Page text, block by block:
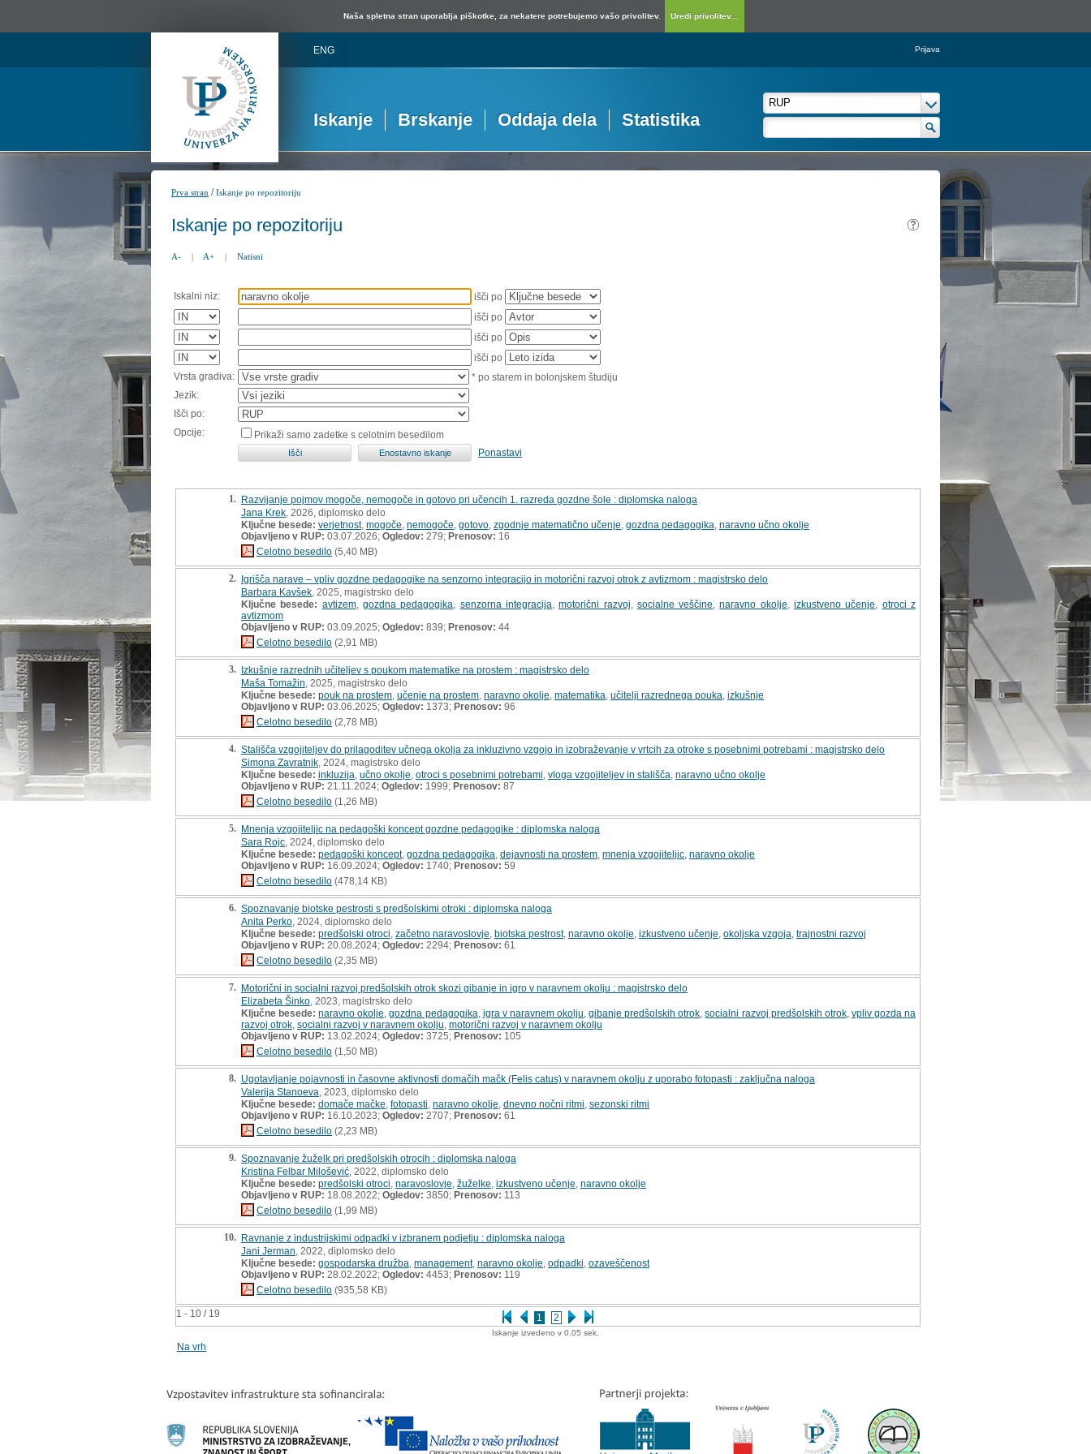
Naša spletna stran uporablja piškotke, za nekatere potrebujemo vašo privolitev. Uredi privolitev...
ENG Prijava
Iskanje Brskanje Oddaja dela Statistika
Prva stran /Iskanje po repozitoriju
Iskanje po repozitoriju
A- | A+ | Natisni
Iskalni niz:
išči po
išči po
išči po
išči po
Vrsta gradiva:
* po starem in bolonjskem študiju
Jezik:
Išči po:
Opcije:
Prikaži samo zadetke s celotnim besedilom
Ponastavi
1 - 10 / 19 1 2
1. Razvijanje pojmov mogoče, nemogoče in gotovo pri učencih 1. razreda gozdne šole : diplomska naloga
Jana Krek , 2026, diplomsko delo
Ključne besede: verjetnost, mogoče nemogoče gotovo zgodnje matematično učenje gozdna pedagogika naravno učno okolje
Objavljeno v RUP: 03.07.2026; Ogledov: 279; Prenosov: 16
Celotno besedilo (5,40 MB)
2. Igrišča narave – vpliv gozdne pedagogike na senzorno integracijo in motorični razvoj otrok z avtizmom : magistrsko delo
Barbara Kavšek , 2025, magistrsko delo
Ključne besede: avtizem, gozdna pedagogika senzorna integracija ,motorični razvoj socialne veščine ,naravno okolje ,izkustveno učenje
otroci z
avtizmom
Objavljeno v RUP: 03.09.2025; Ogledov: 839; Prenosov: 44
Celotno besedilo (2,91 MB)
3. Izkušnje razrednih učiteljev s poukom matematike na prostem : magistrsko delo
Maša Tomažin , 2025, magistrsko delo
Ključne besede: pouk na prostem učenje na prostem naravno okolje matematika učitelji razrednega pouka izkušnje
Objavljeno v RUP: 03.06.2025; Ogledov: 1373; Prenosov: 96
Celotno besedilo (2,78 MB)
4. Stališča vzgojiteljev do prilagoditev učnega okolja za inkluzivno vzgojo in izobraževanje v vrtcih za otroke s posebnimi potrebami : magistrsko delo
Simona Zavratnik , 2024, magistrsko delo
Ključne besede: inkluzija učno okolje otroci s posebnimi potrebami vloga vzgojiteljev in stališča naravno učno okolje
Objavljeno v RUP: 21.11.2024; Ogledov: 1999; Prenosov: 87
Celotno besedilo (1,26 MB)
5. Mnenja vzgojiteljic na pedagoški koncept gozdne pedagogike : diplomska naloga
Sara Rojc , 2024, diplomsko delo
Ključne besede: pedagoški koncept, gozdna pedagogika dejavnosti na prostem mnenja vzgojiteljic naravno okolje
Objavljeno v RUP: 16.09.2024; Ogledov: 1740; Prenosov: 59
Celotno besedilo (478,14 KB)
6. Spoznavanje biotske pestrosti s predšolskimi otroki : diplomska naloga
Anita Perko , 2024, diplomsko delo
Ključne besede: predšolski otroci začetno naravoslovje biotska pestrost, naravno okolje izkustveno učenje okoljska vzgoja trajnostni razvoj
Objavljeno v RUP: 20.08.2024; Ogledov: 2294; Prenosov: 61
Celotno besedilo (2,35 MB)
7. Motorični in socialni razvoj predšolskih otrok skozi gibanje in igro v naravnem okolju : magistrsko delo
Elizabeta Šinko , 2023, magistrsko delo
Ključne besede: naravno okolje ,gozdna pedagogika igra v naravnem okolju ,gibanje predšolskih otrok ,socialni razvoj predšolskih otrok, vpliv gozda na
razvoj otrok socialni razvoj v naravnem okolju motorični razvoj v naravnem okolju
Objavljeno v RUP: 13.02.2024; Ogledov: 3725; Prenosov: 105
Celotno besedilo (1,50 MB)
8. Ugotavljanje pojavnosti in časovne aktivnosti domačih mačk (Felis catus) v naravnem okolju z uporabo fotopasti : zaključna naloga
Valerija Stanoeva , 2023, diplomsko delo
Ključne besede: domače mačke fotopasti naravno okolje dnevno nočni ritmi sezonski ritmi
Objavljeno v RUP: 16.10.2023; Ogledov: 2707; Prenosov: 61
Celotno besedilo (2,23 MB)
9. Spoznavanje žuželk pri predšolskih otrocih : diplomska naloga
Kristina Felbar Milošević , 2022, diplomsko delo
Ključne besede: predšolski otroci naravoslovje žuželke izkustveno učenje naravno okolje
Objavljeno v RUP: 18.08.2022; Ogledov: 3850; Prenosov: 113
Celotno besedilo (1,99 MB)
10. Ravnanje z industrijskimi odpadki v izbranem podjetju : diplomska naloga
Jani Jerman , 2022, diplomsko delo
Ključne besede: gospodarska družba management, naravno okolje odpadki ozaveščenost
Objavljeno v RUP: 28.02.2022; Ogledov: 4453; Prenosov: 119
Celotno besedilo (935,58 KB)
Iskanje izvedeno v 0.05 sek.
Na vrh